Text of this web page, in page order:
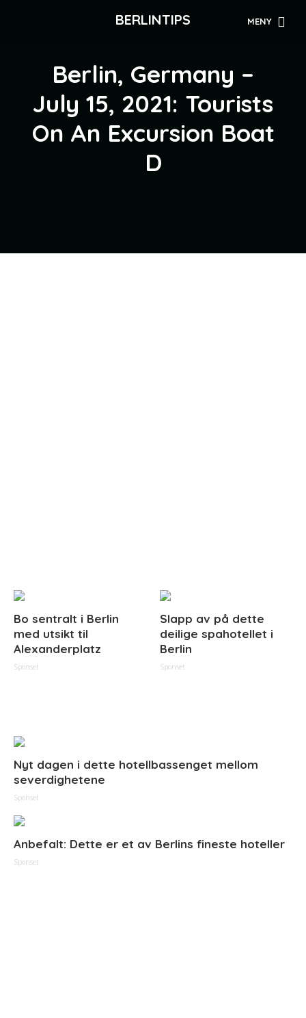
BERLINTIPS MENY
Berlin, Germany –
July 15, 2021: Tourists
On An Excursion Boat
D
Bo sentralt i Berlin
med utsikt til
Alexanderplatz
Sponset
Slapp av på dette
deilige spahotellet i
Berlin
Sponset
Nyt dagen i dette hotellbassenget mellom
severdighetene
Sponset
Anbefalt: Dette er et av Berlins fineste hoteller
Sponset